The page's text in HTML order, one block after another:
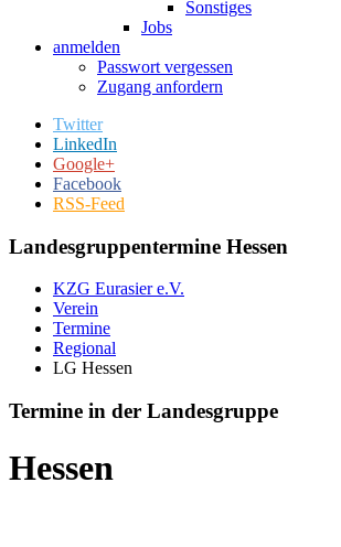
Sonstiges
Jobs
anmelden
Passwort vergessen
Zugang anfordern
Twitter
LinkedIn
Google+
Facebook
RSS-Feed
Landesgruppentermine Hessen
KZG Eurasier e.V.
Verein
Termine
Regional
LG Hessen
Termine in der Landesgruppe
Hessen